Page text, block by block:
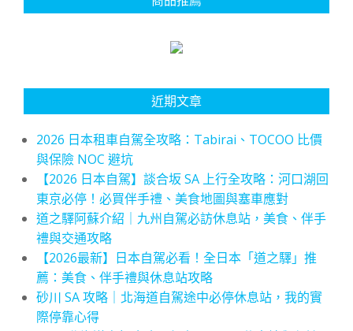
近期文章
2026 日本租車自駕全攻略：Tabirai、TOCOO 比價
與保險 NOC 避坑
【2026 日本自駕】談合坂 SA 上行全攻略：河口湖回
東京必停！必買伴手禮、美食地圖與塞車應對
道之驛阿蘇介紹｜九州自駕必訪休息站，美食、伴手
禮與交通攻略
【2026最新】日本自駕必看！全日本「道之驛」推
薦：美食、伴手禮與休息站攻略
砂川 SA 攻略｜北海道自駕途中必停休息站，我的實
際停靠心得